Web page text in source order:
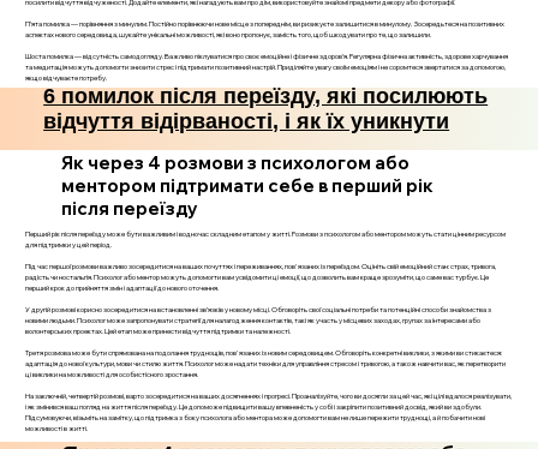
посилити відчуття відчуженості. Додайте елементи, які нагадують вам про дім, використовуйте знайомі предмети декору або фотографії.
П’ята помилка — порівняння з минулим. Постійно порівнюючи нове місце з попереднім, ви ризикуєте залишитися в минулому. Зосередьтеся на позитивних
аспектах нового середовища, шукайте унікальні можливості, які воно пропонує, замість того, щоб шкодувати про те, що залишили.
Шоста помилка — відсутність самодогляду. Важливо піклуватися про своє емоційне і фізичне здоров’я. Регулярна фізична активність, здорове харчування
та медитація можуть допомогти знизити стрес і підтримати позитивний настрій. Приділяйте увагу своїм емоціям і не соромтеся звертатися за допомогою,
якщо відчуваєте потребу.
6 помилок після переїзду, які посилюють
відчуття відірваності, і як їх уникнути
Як через 4 розмови з психологом або
ментором підтримати себе в перший рік
після переїзду
Перший рік після переїзду може бути важливим і водночас складним етапом у житті. Розмови з психологом або ментором можуть стати цінним ресурсом
для підтримки у цей період.
Під час першої розмови важливо зосередитися на ваших почуттях і переживаннях, пов'язаних із переїздом. Оцініть свій емоційний стан: страх, тривога,
радість чи ностальгія. Психолог або ментор можуть допомогти вам усвідомити ці емоції, що дозволить вам краще зрозуміти, що саме вас турбує. Це
перший крок до прийняття змін і адаптації до нового оточення.
У другій розмові корисно зосередитися на встановленні зв’язків у новому місці. Обговоріть свої соціальні потреби та потенційні способи знайомства з
новими людьми. Психолог може запропонувати стратегії для налагодження контактів, такі як участь у місцевих заходах, групах за інтересами або
волонтерських проектах. Цей етап може принести відчуття підтримки та належності.
Третя розмова може бути спрямована на подолання труднощів, пов'язаних із новим середовищем. Обговоріть конкретні виклики, з якими ви стикаєтеся:
адаптація до нової культури, мови чи стилю життя. Психолог може надати техніки для управління стресом і тривогою, а також навчити вас, як перетворити
ці виклики на можливості для особистісного зростання.
На заключній, четвертій розмові, варто зосередитися на ваших досягненнях і прогресі. Проаналізуйте, чого ви досягли за цей час, які цілі вдалося реалізувати,
і як змінився ваш погляд на життя після переїзду. Це допоможе підвищити вашу впевненість у собі і закріпити позитивний досвід, який ви здобули.
Підсумовуючи, візьміть на замітку, що підтримка з боку психолога або ментора може допомогти вам не лише пережити труднощі, а й побачити нові
можливості в житті.